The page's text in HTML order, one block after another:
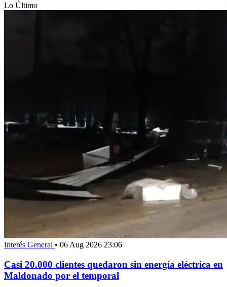
Lo Último
Interés General • 06 Aug 2026 23:06
Casi 20.000 clientes quedaron sin energía eléctrica en
Maldonado por el temporal